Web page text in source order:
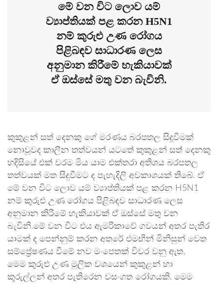
මේ වන විට ලොව යම්
ව්‍යාප්තියක් පළ කරන H5N1
නම් කුරුළු උණ රෝගය
පිළිබඳව සාධාරණ ලෙස
අනුමාන කිරීමේ හැකියාවක්
ඒ ඔස්සේ මතු වන බැවිනි.
කුකුළන් සත් දෙනකු ගේ මරණය බරපතල සිදූවීමක්
නොවූවද කාලීන තත්වයන් යටතේ කුකුළන් සත් දෙනකු
හදිසියේ එක් වරම මිය යාම එක්තරා අතිශය බරපතල
තත්වයක් මත සිදුවීමට ද පැහැදිලි අවකාශයක් තිබේ. ඒ
මේ වන විට ලොව යම් ව්‍යාප්තියක් පළ කරන H5N1
නම් කුරුළු උණ රෝගය පිළිබඳව සාධාරණ ලෙස
අනුමාන කිරීමේ හැකියාවක් ඒ ඔස්සේ මතු වන
බැවිනි.මේ වන විට එය ඇමරිකාවේ ගවයන් අතර පැතිර
යාමක් ද පෙන්නුම් කරන අතරේ එමඟින් මිනිසුන් වෙත
සම්ප්‍රේෂණය වීමේ නව මංපෙතක් විවර වනු ඇත.
මෙම කුරුළු උණ මූලික වශයෙන් කුකුළන් හා
කුරුල්ලන් අතර පැතිරෙන වසංගත රෝගයකි. මෙම